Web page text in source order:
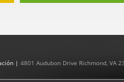
| 4801 Audubon Drive Richmond, VA